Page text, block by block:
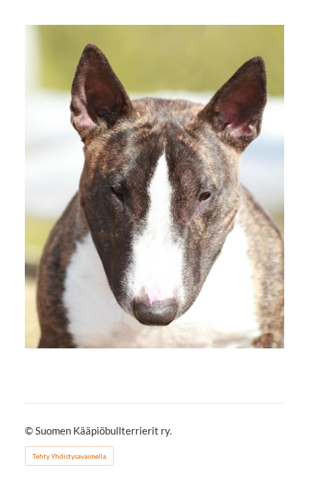
©Suomen Kääpiöbullterrierit ry.
Tehty Yhdistysavaimella